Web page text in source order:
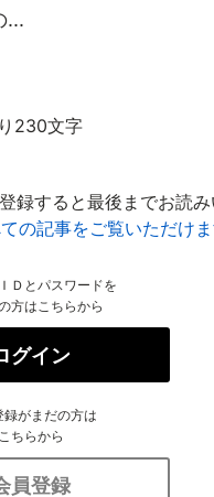
...
230文字
録すると最後までお読み
の記事をご覧いただけ
Ｄとパスワードを
方はこちらから
グイン
録がまだの方は
こちらから
員登録